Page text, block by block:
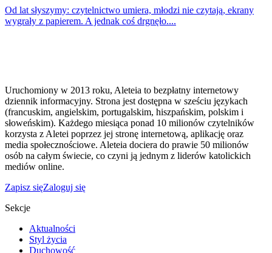
Od lat słyszymy: czytelnictwo umiera, młodzi nie czytają, ekrany
wygrały z papierem. A jednak coś drgnęło....
Uruchomiony w 2013 roku, Aleteia to bezpłatny internetowy
dziennik informacyjny. Strona jest dostępna w sześciu językach
(francuskim, angielskim, portugalskim, hiszpańskim, polskim i
słoweńskim). Każdego miesiąca ponad 10 milionów czytelników
korzysta z Aletei poprzez jej stronę internetową, aplikację oraz
media społecznościowe. Aleteia dociera do prawie 50 milionów
osób na całym świecie, co czyni ją jednym z liderów katolickich
mediów online.
Zapisz sięZaloguj się
Sekcje
Aktualności
Styl życia
Duchowość